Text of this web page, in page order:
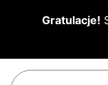
Gratulacje!